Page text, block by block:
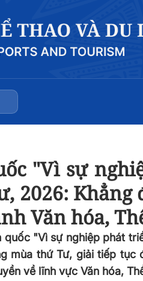
"Vì sự
2026:
Văn hóa,
"Vì sự nghiệp phát
mùa thứ Tư, giải tiếp
về lĩnh vực Văn hóa,